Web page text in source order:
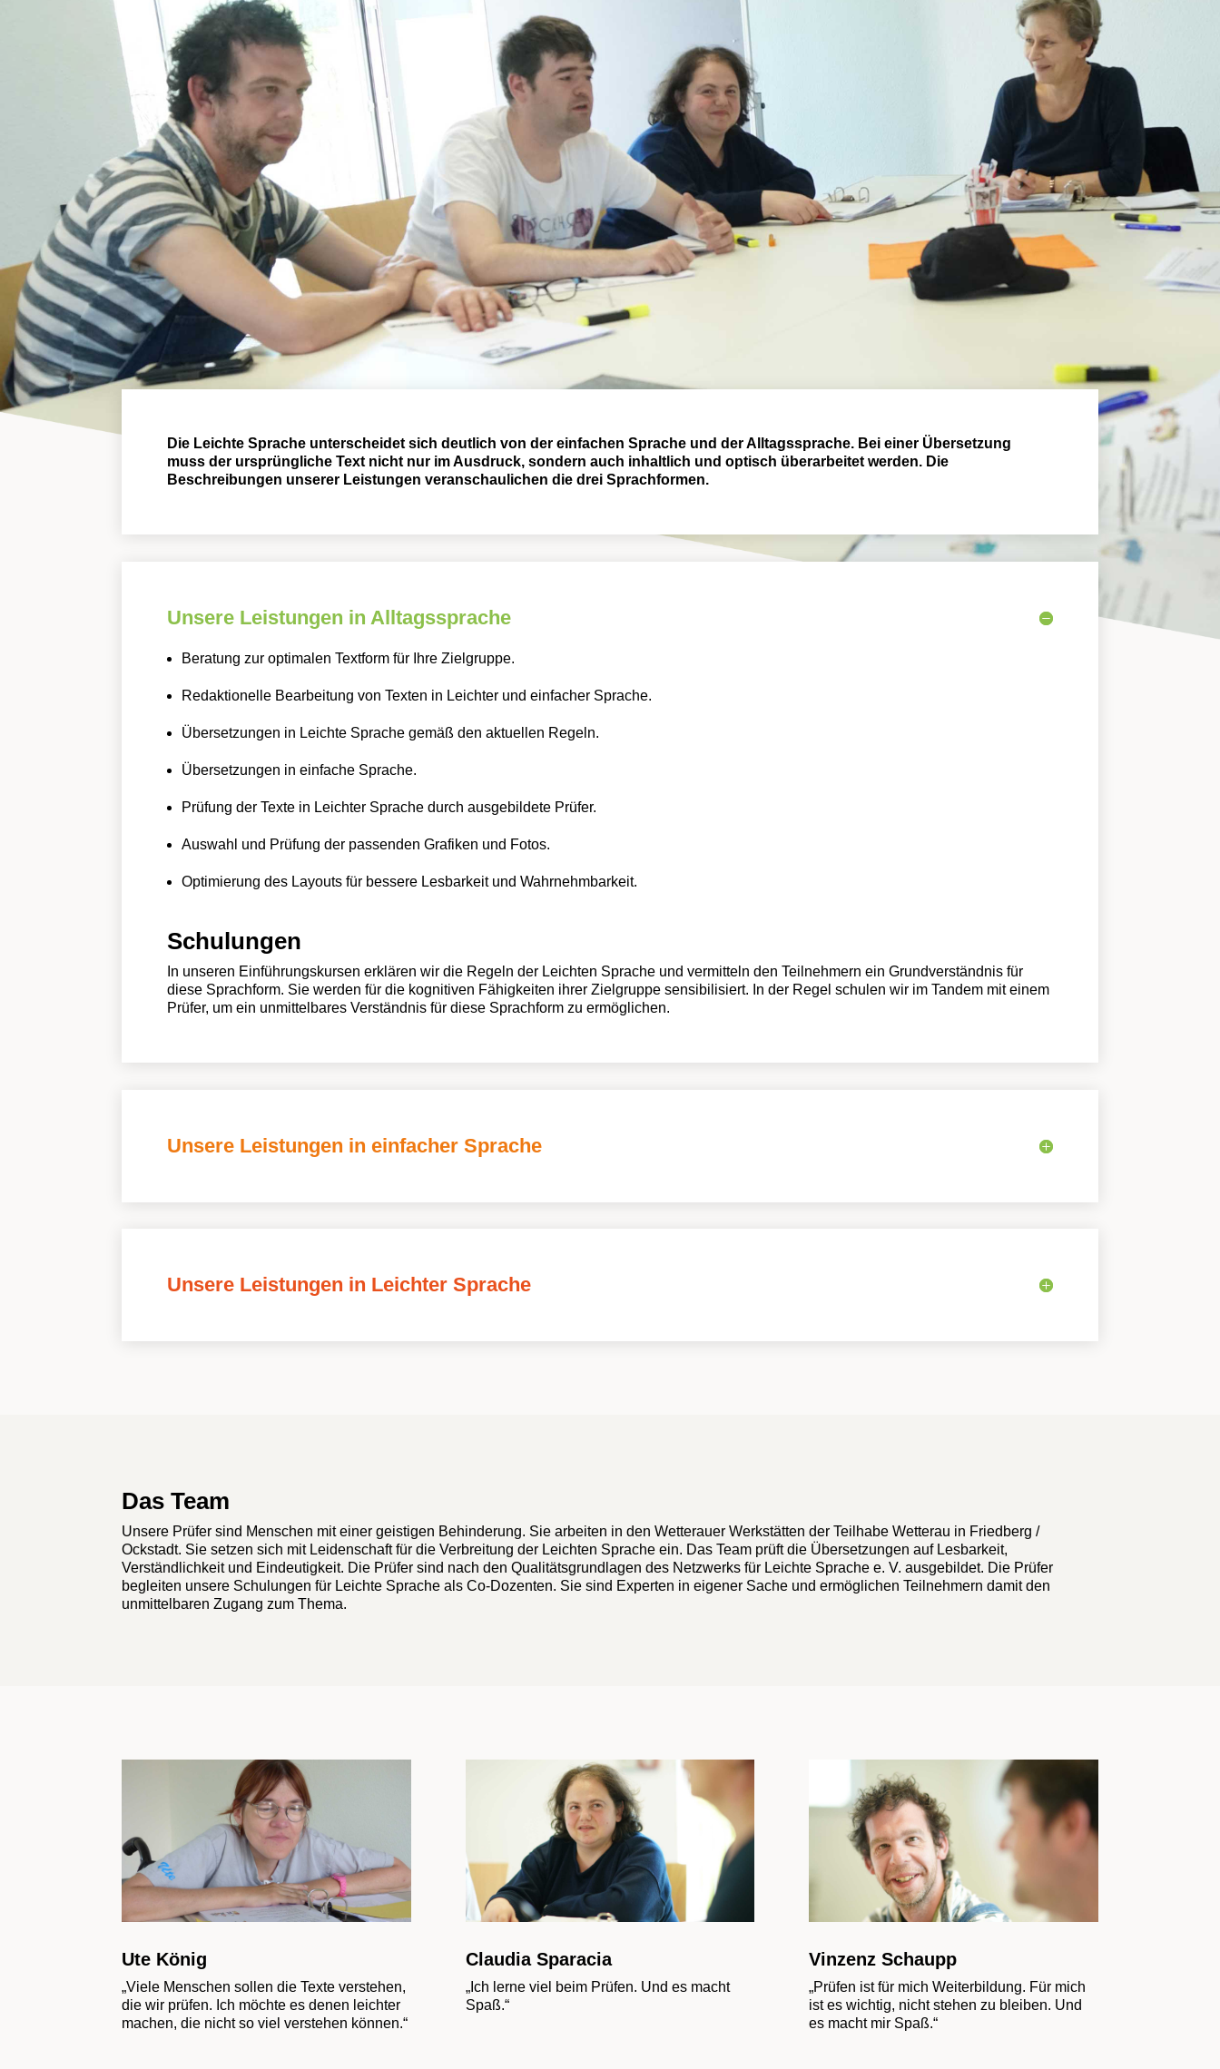
Die Leichte Sprache unterscheidet sich deutlich von der einfachen Sprache und der Alltagssprache. Bei einer Übersetzung
muss der ursprüngliche Text nicht nur im Ausdruck, sondern auch inhaltlich und optisch überarbeitet werden. Die
Beschreibungen unserer Leistungen veranschaulichen die drei Sprachformen.
Unsere Leistungen in Alltagssprache
Beratung zur optimalen Textform für Ihre Zielgruppe.
Redaktionelle Bearbeitung von Texten in Leichter und einfacher Sprache.
Übersetzungen in Leichte Sprache gemäß den aktuellen Regeln.
Übersetzungen in einfache Sprache.
Prüfung der Texte in Leichter Sprache durch ausgebildete Prüfer.
Auswahl und Prüfung der passenden Grafiken und Fotos.
Optimierung des Layouts für bessere Lesbarkeit und Wahrnehmbarkeit.
Schulungen
In unseren Einführungskursen erklären wir die Regeln der Leichten Sprache und vermitteln den Teilnehmern ein Grundverständnis für
diese Sprachform. Sie werden für die kognitiven Fähigkeiten ihrer Zielgruppe sensibilisiert. In der Regel schulen wir im Tandem mit einem
Prüfer, um ein unmittelbares Verständnis für diese Sprachform zu ermöglichen.
Unsere Leistungen in einfacher Sprache
Unsere Leistungen in Leichter Sprache
Das Team
Unsere Prüfer sind Menschen mit einer geistigen Behinderung. Sie arbeiten in den Wetterauer Werkstätten der Teilhabe Wetterau in Friedberg /
Ockstadt. Sie setzen sich mit Leidenschaft für die Verbreitung der Leichten Sprache ein. Das Team prüft die Übersetzungen auf Lesbarkeit,
Verständlichkeit und Eindeutigkeit. Die Prüfer sind nach den Qualitätsgrundlagen des Netzwerks für Leichte Sprache e. V. ausgebildet. Die Prüfer
begleiten unsere Schulungen für Leichte Sprache als Co-Dozenten. Sie sind Experten in eigener Sache und ermöglichen Teilnehmern damit den
unmittelbaren Zugang zum Thema.
Ute König
„Viele Menschen sollen die Texte verstehen,
die wir prüfen. Ich möchte es denen leichter
machen, die nicht so viel verstehen können.“
Claudia Sparacia
„Ich lerne viel beim Prüfen. Und es macht
Spaß.“
Vinzenz Schaupp
„Prüfen ist für mich Weiterbildung. Für mich
ist es wichtig, nicht stehen zu bleiben. Und
es macht mir Spaß.“